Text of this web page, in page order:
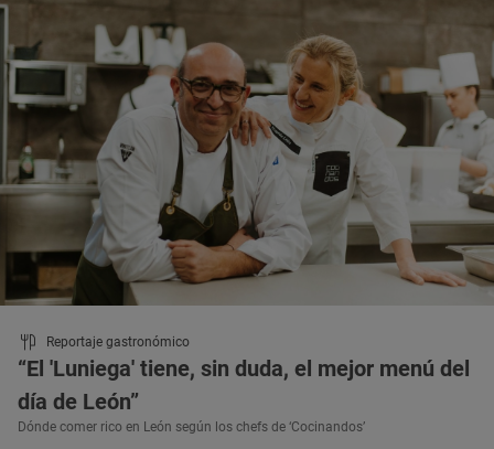
Reportaje gastronómico
“El 'Luniega' tiene, sin duda, el mejor menú del
día de León”
Dónde comer rico en León según los chefs de ‘Cocinandos’